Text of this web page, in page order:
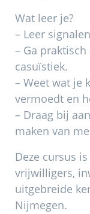
Wat leer je?
– Leer
– Ga
casuïstiek.
– Weet wat je
vermoedt en
– Draag bij
maken van
Deze cursus
vrijwilligers,
uitgebreide
Nijmegen.